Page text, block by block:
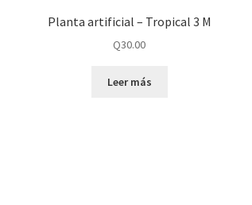
Planta artificial – Tropical 3 M
Q30.00
Leer más